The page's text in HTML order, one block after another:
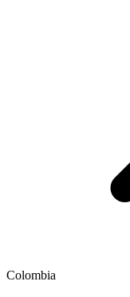
Colombia